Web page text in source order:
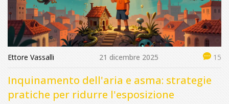
Ettore Vassalli 21 dicembre 2025 15
Inquinamento dell'aria e asma: strategie
pratiche per ridurre l'esposizione